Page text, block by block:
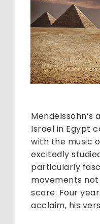
Israel in Egypt
with the music
excitedly
particularly
movements
score. Four
acclaim, his